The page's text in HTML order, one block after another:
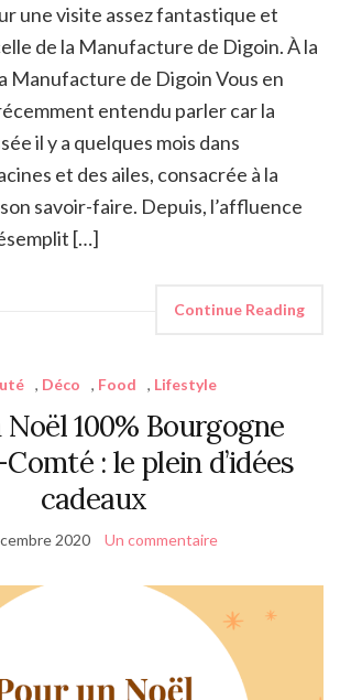
une visite assez fantastique et
de la Manufacture de Digoin. À la
Manufacture de Digoin Vous en
entendu parler car la
il y a quelques mois dans
et des ailes, consacrée à la
savoir-faire. Depuis, l’affluence
[…]
Continue Reading
, Déco , Food , Lifestyle
100% Bourgogne
: le plein d’idées
cadeaux
2020 Un commentaire